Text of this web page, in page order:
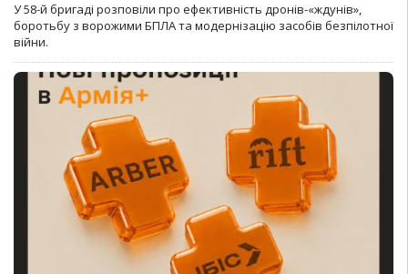
У 58-й бригаді розповіли про ефективність дронів-«ждунів»,
боротьбу з ворожими БПЛА та модернізацію засобів безпілотної
війни.